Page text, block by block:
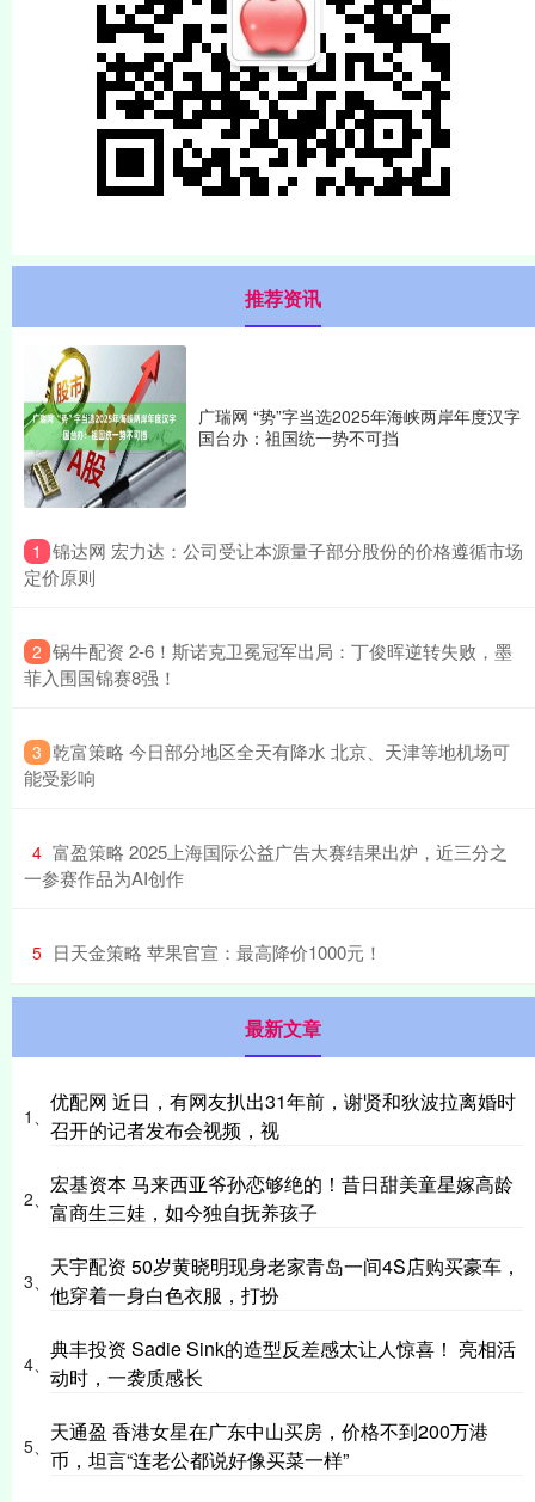
推荐资讯
广瑞网 “势”字当选2025年海峡两岸年度汉字
国台办：祖国统一势不可挡
1 ​锦达网 宏力达：公司受让本源量子部分股份的价格遵循市场
定价原则
2 ​锅牛配资 2-6！斯诺克卫冕冠军出局：丁俊晖逆转失败，墨
菲入围国锦赛8强！
3 ​乾富策略 今日部分地区全天有降水 北京、天津等地机场可
能受影响
4 ​富盈策略 2025上海国际公益广告大赛结果出炉，近三分之
一参赛作品为AI创作
5 ​日天金策略 苹果官宣：最高降价1000元！
最新文章
1、
优配网 近日，有网友扒出31年前，谢贤和狄波拉离婚时
召开的记者发布会视频，视
2、
宏基资本 马来西亚爷孙恋够绝的！昔日甜美童星嫁高龄
富商生三娃，如今独自抚养孩子
3、
天宇配资 50岁黄晓明现身老家青岛一间4S店购买豪车，
他穿着一身白色衣服，打扮
4、
典丰投资 Sadie Sink的造型反差感太让人惊喜！ 亮相活
动时，一袭质感长
5、
天通盈 香港女星在广东中山买房，价格不到200万港
币，坦言“连老公都说好像买菜一样”